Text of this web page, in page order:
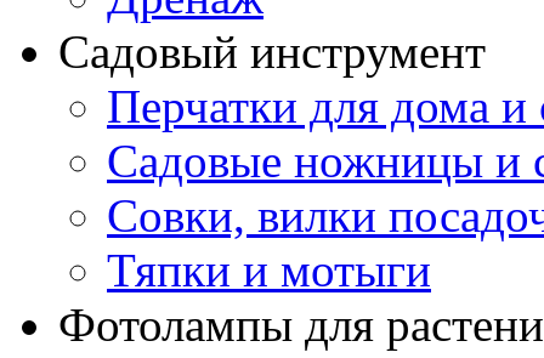
Садовый инструмент
Перчатки для дома и
Садовые ножницы и
Совки, вилки
Тяпки и мотыги
Фотолампы для